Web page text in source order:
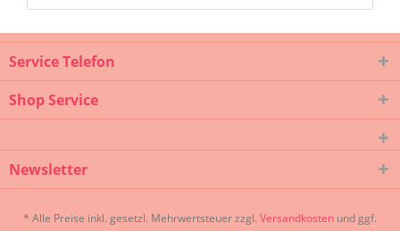
Service Telefon
Shop Service
Newsletter
* Alle Preise inkl. gesetzl. Mehrwertsteuer zzgl. Versandkosten und ggf.